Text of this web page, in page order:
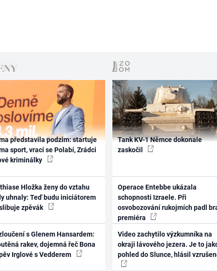
představila podzim: startuje
sport, vrací se Polabí, Zrádci
kriminálky
Hložka ženy do vztahu
uhnaly: Teď budu iniciátorem
zpěvák
s Glenem Hansardem:
rakev, dojemná řeč Bona
Irglové s Vedderem
Tank KV-1 Němce dokonale
zaskočil
Operace Entebbe ukázala
schopnosti Izraele. Při
osvobozování rukojmích padl
premiéra
Video zachytilo výzkumníka na
okraji lávového jezera. Je to
pohled do Slunce, hlásil